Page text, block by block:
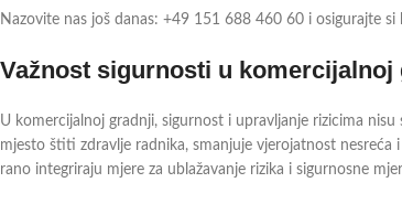
Nazovite nas još danas: +49 151 688 460 60 i osigurajte si
Važnost sigurnosti u komercijalnoj
U komercijalnoj gradnji, sigurnost i upravljanje rizicima
mjesto štiti zdravlje radnika, smanjuje vjerojatnost
rano integriraju mjere za ublažavanje rizika i sigurnosne